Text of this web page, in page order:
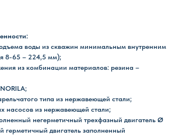
воды из скважин минимальным внутренним
8-65 – 224,5 мм);
из комбинации материалов: резина –
типа из нержавеющей стали;
насосов из нержавеющей стали;
негерметичный трехфазный двигатель Ø
герметичный двигатель заполненный